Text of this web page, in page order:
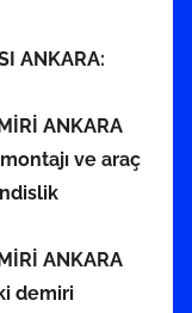
ANKARA:
ANKARA
ve araç
ANKARA
demiri